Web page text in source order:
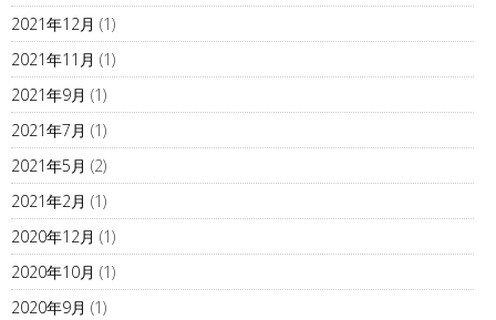
2021年12月 (1)
2021年11月 (1)
2021年9月 (1)
2021年7月 (1)
2021年5月 (2)
2021年2月 (1)
2020年12月 (1)
2020年10月 (1)
2020年9月 (1)